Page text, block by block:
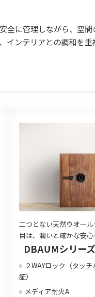
に管理しながら、空
ンテリアとの調和を
二つとない天然ウオー
目は、潤いと確かな安
DBAUMシリーズ
２WAYロック（タッ
証）
メディア耐火A